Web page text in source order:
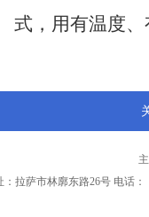
式，用有温度
：拉萨市林廓东路26号 电话：